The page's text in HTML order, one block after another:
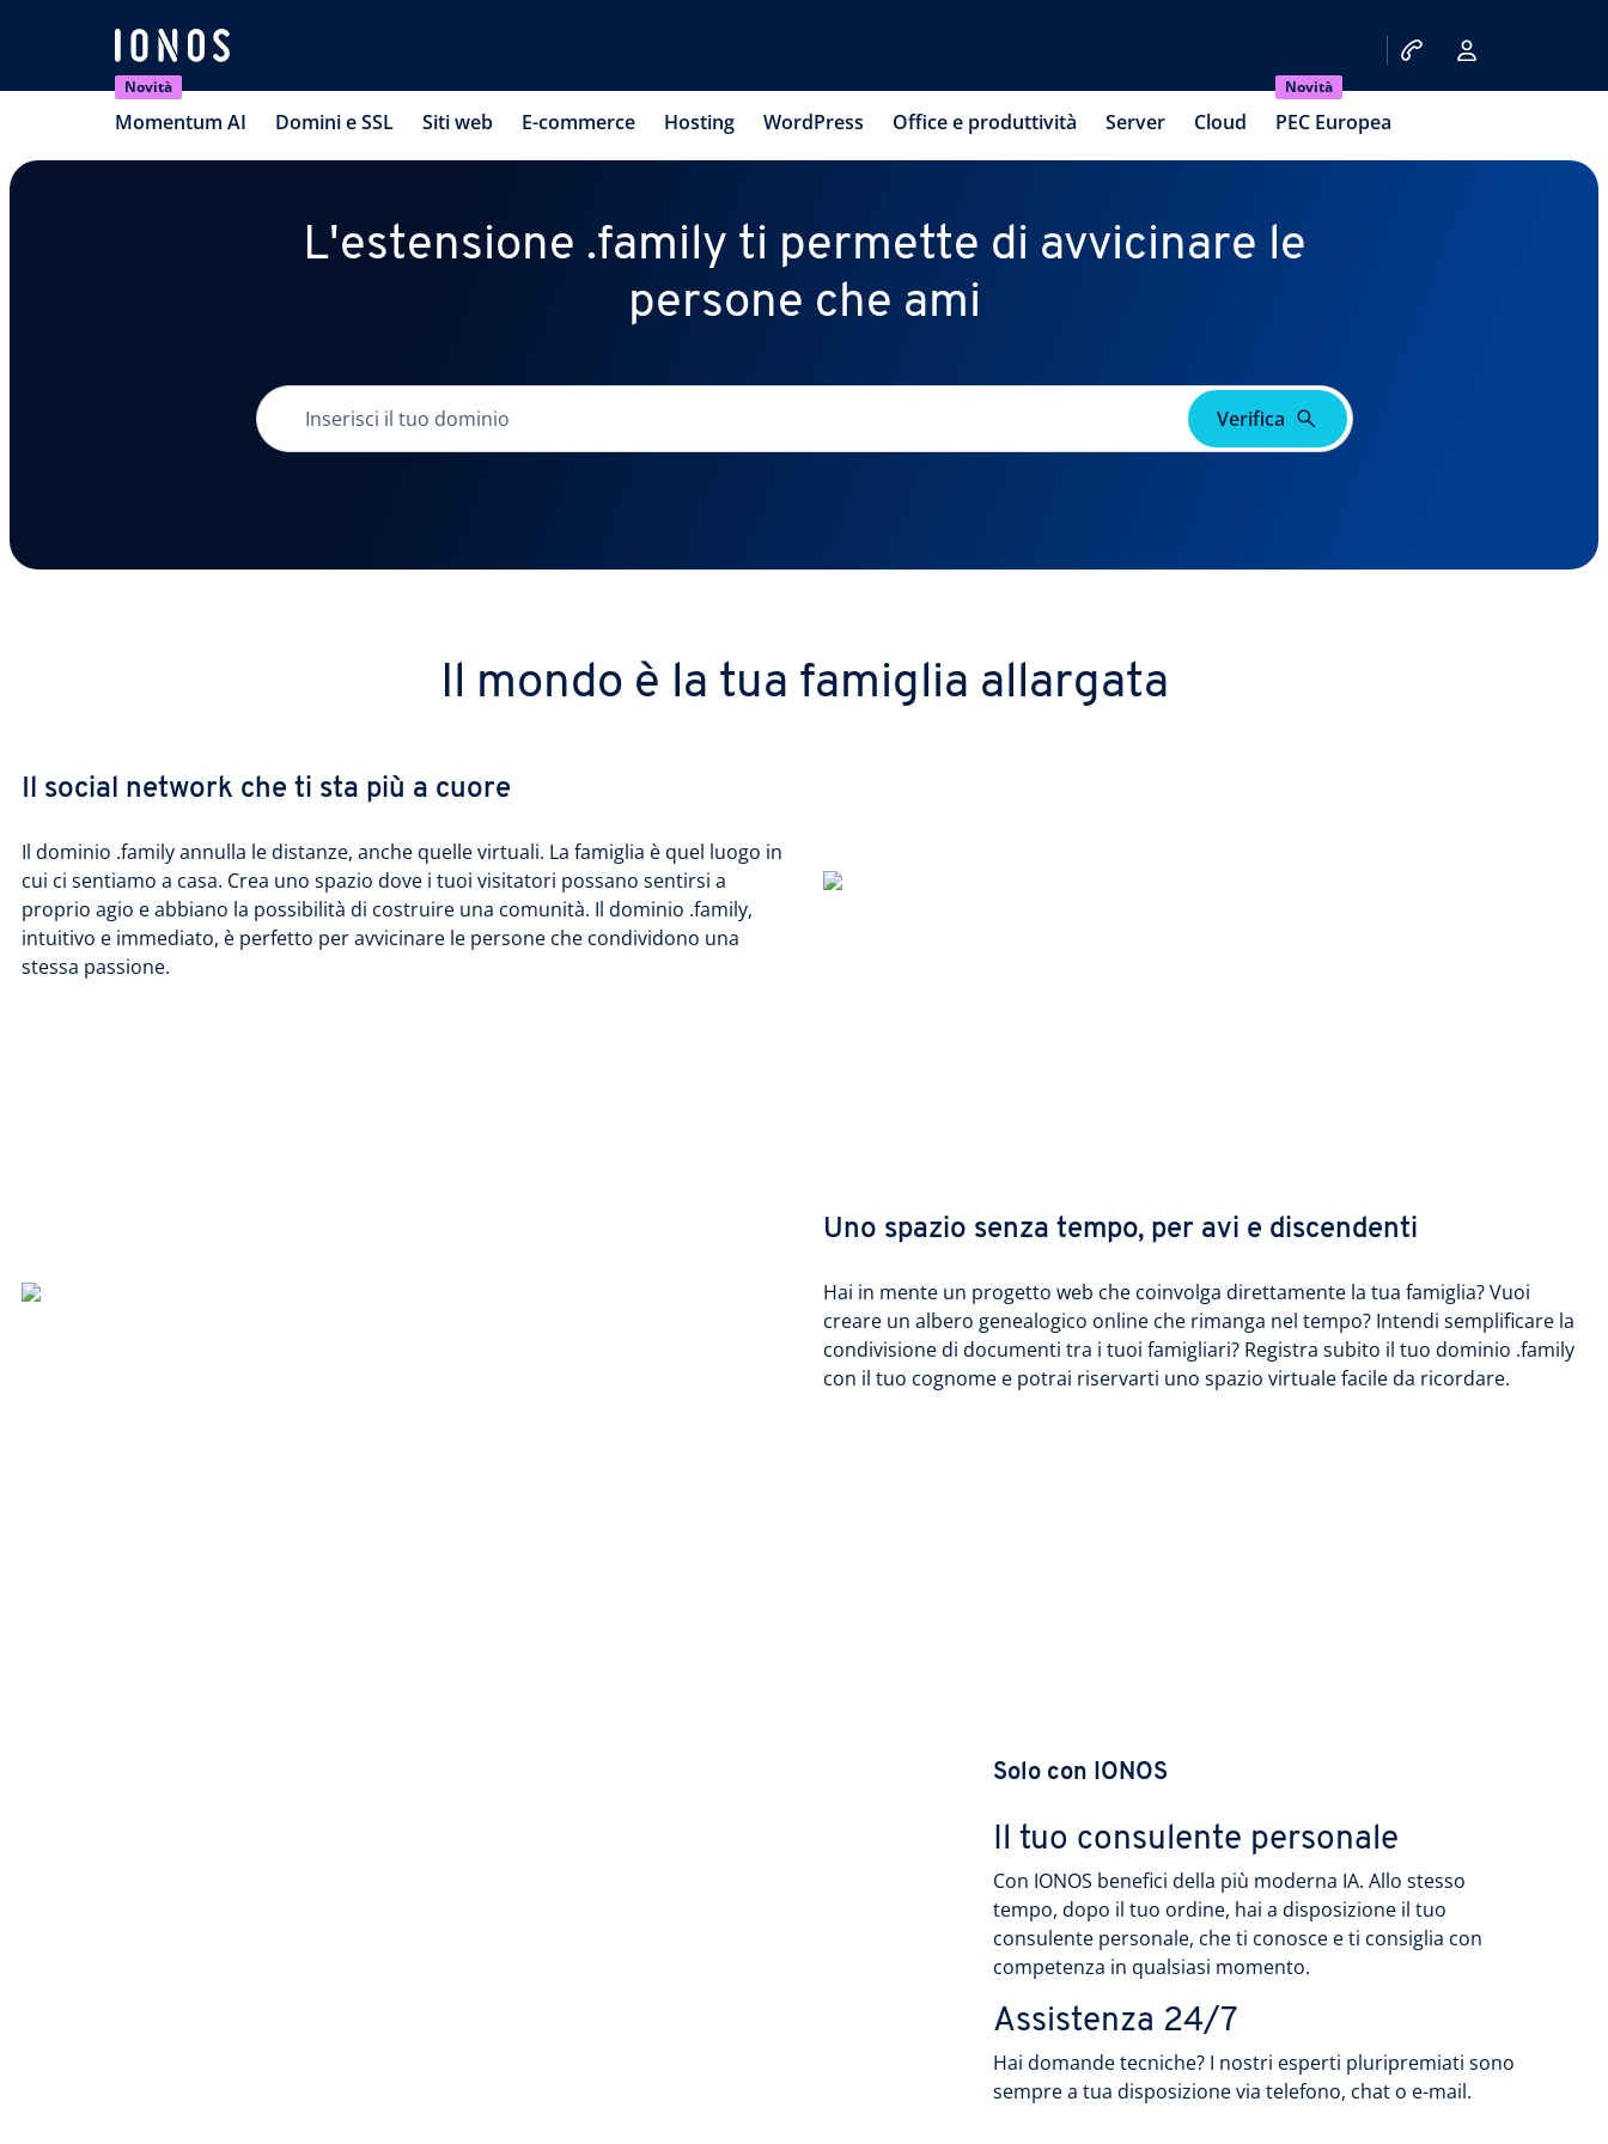
Novità
Momentum AI Domini e SSL Siti web E-commerce Hosting WordPress Office e produttività Server Cloud
Novità
PEC Europea
L'estensione .family ti permette di avvicinare le
persone che ami
Verifica
Il mondo è la tua famiglia allargata
Il social network che ti sta più a cuore
Il dominio .family annulla le distanze, anche quelle virtuali. La famiglia è quel luogo in
cui ci sentiamo a casa. Crea uno spazio dove i tuoi visitatori possano sentirsi a
proprio agio e abbiano la possibilità di costruire una comunità. Il dominio .family,
intuitivo e immediato, è perfetto per avvicinare le persone che condividono una
stessa passione.
Uno spazio senza tempo, per avi e discendenti
Hai in mente un progetto web che coinvolga direttamente la tua famiglia? Vuoi
creare un albero genealogico online che rimanga nel tempo? Intendi semplificare la
condivisione di documenti tra i tuoi famigliari? Registra subito il tuo dominio .family
con il tuo cognome e potrai riservarti uno spazio virtuale facile da ricordare.
Solo con IONOS
Il tuo consulente personale
Con IONOS benefici della più moderna IA. Allo stesso
tempo, dopo il tuo ordine, hai a disposizione il tuo
consulente personale, che ti conosce e ti consiglia con
competenza in qualsiasi momento.
Assistenza 24/7
Hai domande tecniche? I nostri esperti pluripremiati sono
sempre a tua disposizione via telefono, chat o e-mail.